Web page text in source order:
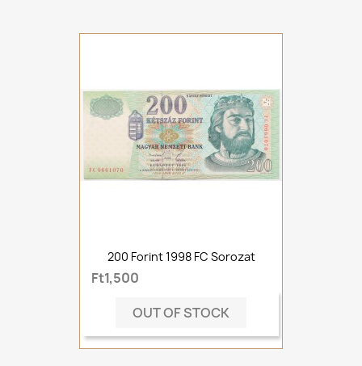
200 Forint 1998 FC Sorozat
Ft1,500
OUT OF STOCK